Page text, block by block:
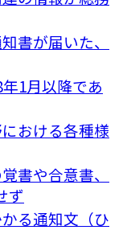
書が届いた、
1月以降であ
おける各種様
書や合意書、
ず
る通知文（ひ